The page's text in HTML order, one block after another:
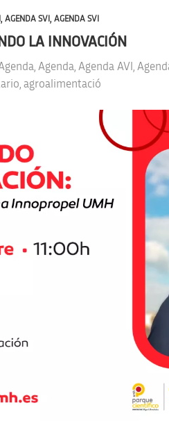
, AGENDA SVI , AGENDA SVI
LA INNOVACIÓN
Agenda Agenda AVI
agroalimentació